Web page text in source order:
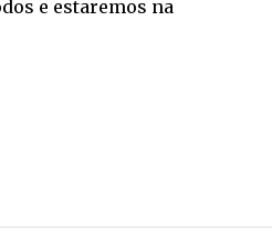
e estaremos na